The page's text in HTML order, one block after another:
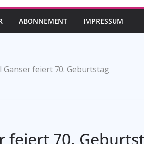
ABONNEMENT IMPRESSUM
Ganser feiert 70. Geburtstag
feiert 70.